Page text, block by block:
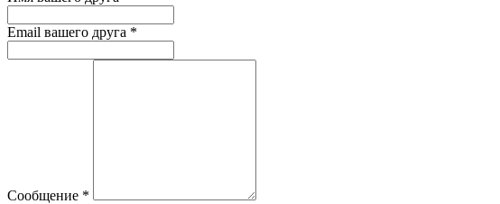
Email вашего друга *
Сообщение *